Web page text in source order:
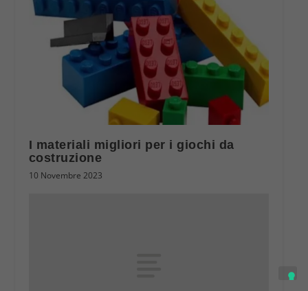
I materiali migliori per i giochi da
costruzione
10 Novembre 2023